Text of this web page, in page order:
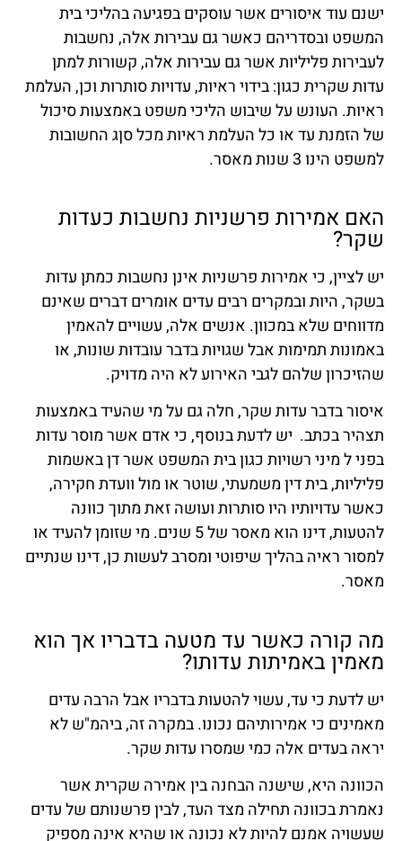
ישנם עוד איסורים אשר עוסקים בפגיעה בהליכי בית
המשפט ובסדריהם כאשר גם עבירות אלה, נחשבות
לעבירות פליליות אשר גם עבירות אלה, קשורות למתן
עדות שקרית כגון: בידוי ראיות, עדויות סותרות וכן, העלמת
ראיות. העונש על שיבוש הליכי משפט באמצעות סיכול
של הזמנת עד או כל העלמת ראיות מכל סןג החשובות
למשפט הינו 3 שנות מאסר.
האם אמירות פרשניות נחשבות כעדות
שקר?
יש לציין, כי אמירות פרשניות אינן נחשבות כמתן עדות
בשקר, היות ובמקרים רבים עדים אומרים דברים שאינם
מדווחים שלא במכוון. אנשים אלה, עשויים להאמין
באמונות תמימות אבל שגויות בדבר עובדות שונות, או
שהזיכרון שלהם לגבי האירוע לא היה מדויק.
איסור בדבר עדות שקר, חלה גם על מי שהעיד באמצעות
תצהיר בכתב. יש לדעת בנוסף, כי אדם אשר מוסר עדות
בפני ל מיני רשויות כגון בית המשפט אשר דן באשמות
פליליות, בית דין משמעתי, שוטר או מול וועדת חקירה,
כאשר עדויותיו היו סותרות ועושה זאת מתוך כוונה
להטעות, דינו הוא מאסר של 5 שנים. מי שזומן להעיד או
למסור ראיה בהליך שיפוטי ומסרב לעשות כן, דינו שנתיים
מאסר.
מה קורה כאשר עד מטעה בדבריו אך הוא
מאמין באמיתות עדותו?
יש לדעת כי עד, עשוי להטעות בדבריו אבל הרבה עדים
מאמינים כי אמירותיהם נכונו. במקרה זה, ביהמ"ש לא
יראה בעדים אלה כמי שמסרו עדות שקר.
הכוונה היא, שישנה הבחנה בין אמירה שקרית אשר
נאמרת בכוונה תחילה מצד העד, לבין פרשנותם של עדים
שעשויה אמנם להיות לא נכונה או שהיא אינה מספיק